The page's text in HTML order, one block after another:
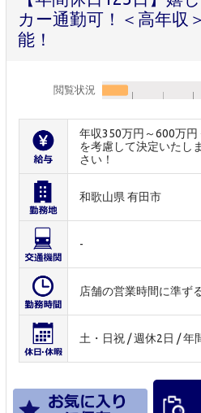
カー通勤可！＜高年収
能！
閲覧状況
年収350万円～600万
を考慮して決定いたし
さい！
和歌山県 有田市
-
店舗の営業時間に準ず
土・日祝 / 週休2日 / 年